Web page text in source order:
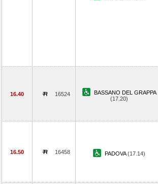
16.40 16524
BASSANO DEL GRAPPA
(17.20)
16.50 16458 PADOVA(17.14)